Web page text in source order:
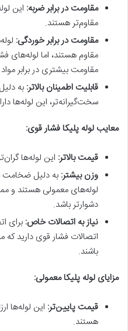
مقاومت در برابر ضربه: این
مقاوم‌تر هستند.
مقاومت در برابر خوردگی:
مقاوم هستند، اما لوله‌های
مقاومت بیشتری در برابر
قابلیت اطمینان بالاتر: به
سخت‌گیرانه‌تر، این لوله‌ها
معایب لوله پلیکا فشار قوی:
قیمت بالاتر: این لوله‌ها
وزن بیشتر: به دلیل ضخامت
لوله‌های معمولی هستند
دشوارتر باشد.
نیاز به اتصالات خاص: برای
اتصالات فشار قوی دارید
باشند.
مزایای لوله پلیکا معمولی:
قیمت پایین‌تر: این لوله‌ها
هستند.